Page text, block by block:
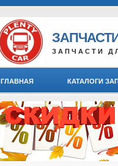
ЗАПЧАСТИ
ГЛАВНАЯ КАТАЛОГИ